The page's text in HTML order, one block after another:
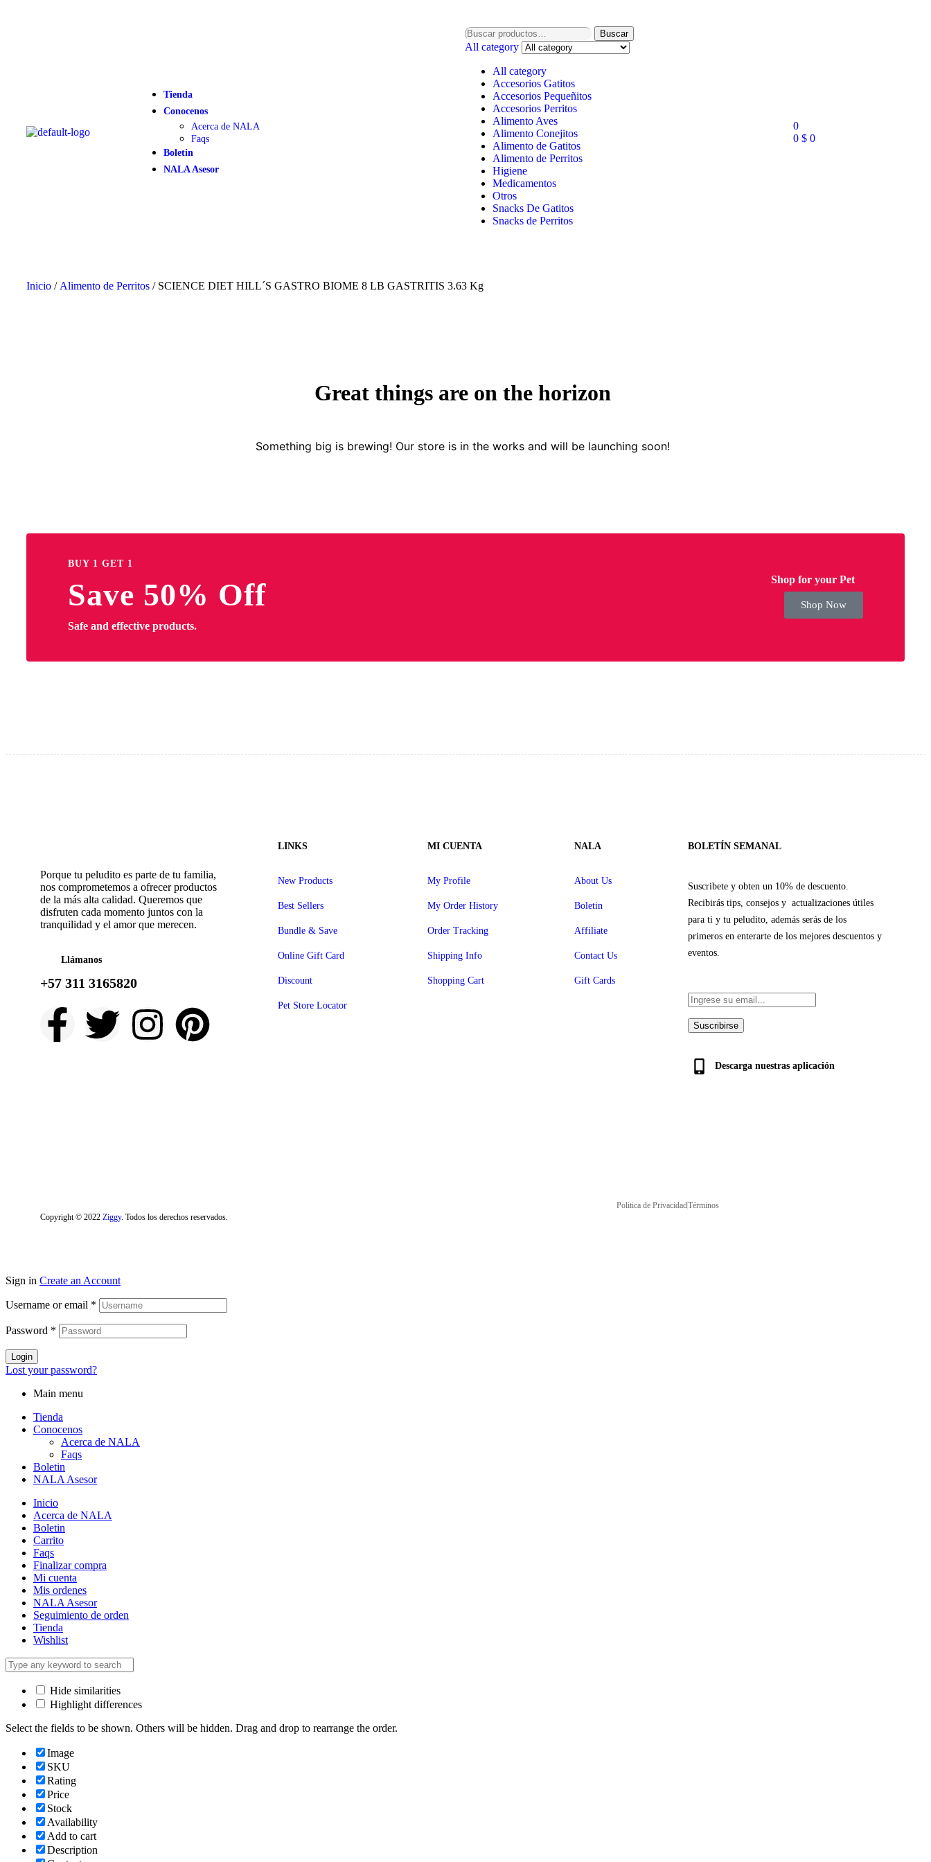
Tienda
Conocenos
Acerca de NALA
Faqs
Boletin
NALA Asesor
Buscar
All category
All category
Accesorios Gatitos
Accesorios Pequeñitos
Accesorios Perritos
Alimento Aves
Alimento Conejitos
Alimento de Gatitos
Alimento de Perritos
Higiene
Medicamentos
Otros
Snacks De Gatitos
Snacks de Perritos
0
0 $0
Inicio / Alimento de Perritos / SCIENCE DIET HILL´S GASTRO BIOME 8 LB GASTRITIS 3.63 Kg
Great things are on the horizon
Something big is brewing! Our store is in the works and will be launching soon!
BUY 1 GET 1
Save 50% Off
Safe and effective products.
Shop for your Pet
Shop Now
Porque tu peludito es parte de tu familia,
nos comprometemos a ofrecer productos
de la más alta calidad. Queremos que
disfruten cada momento juntos con la
tranquilidad y el amor que merecen.
Llámanos
+57 311 3165820
LINKS
New Products
Best Sellers
Bundle & Save
Online Gift Card
Discount
Pet Store Locator
MI CUENTA
My Profile
My Order History
Order Tracking
Shipping Info
Shopping Cart
NALA
About Us
Boletin
Affiliate
Contact Us
Gift Cards
BOLETÍN SEMANAL
Suscribete y obten un 10% de descuento.
Recibirás tips, consejos y actualizaciones útiles
para ti y tu peludito, además serás de los
primeros en enterarte de los mejores descuentos y
eventos.
Suscribirse
Descarga nuestras aplicación
Copyright © 2022 Ziggy. Todos los derechos reservados.
Politica de PrivacidadTérminos
Sign in Create an Account
Username or email *
Password *
Login
Lost your password?
Main menu
Tienda
Conocenos
Acerca de NALA
Faqs
Boletin
NALA Asesor
Inicio
Acerca de NALA
Boletin
Carrito
Faqs
Finalizar compra
Mi cuenta
Mis ordenes
NALA Asesor
Seguimiento de orden
Tienda
Wishlist
Hide similarities
Highlight differences
Select the fields to be shown. Others will be hidden. Drag and drop to rearrange the order.
Image
SKU
Rating
Price
Stock
Availability
Add to cart
Description